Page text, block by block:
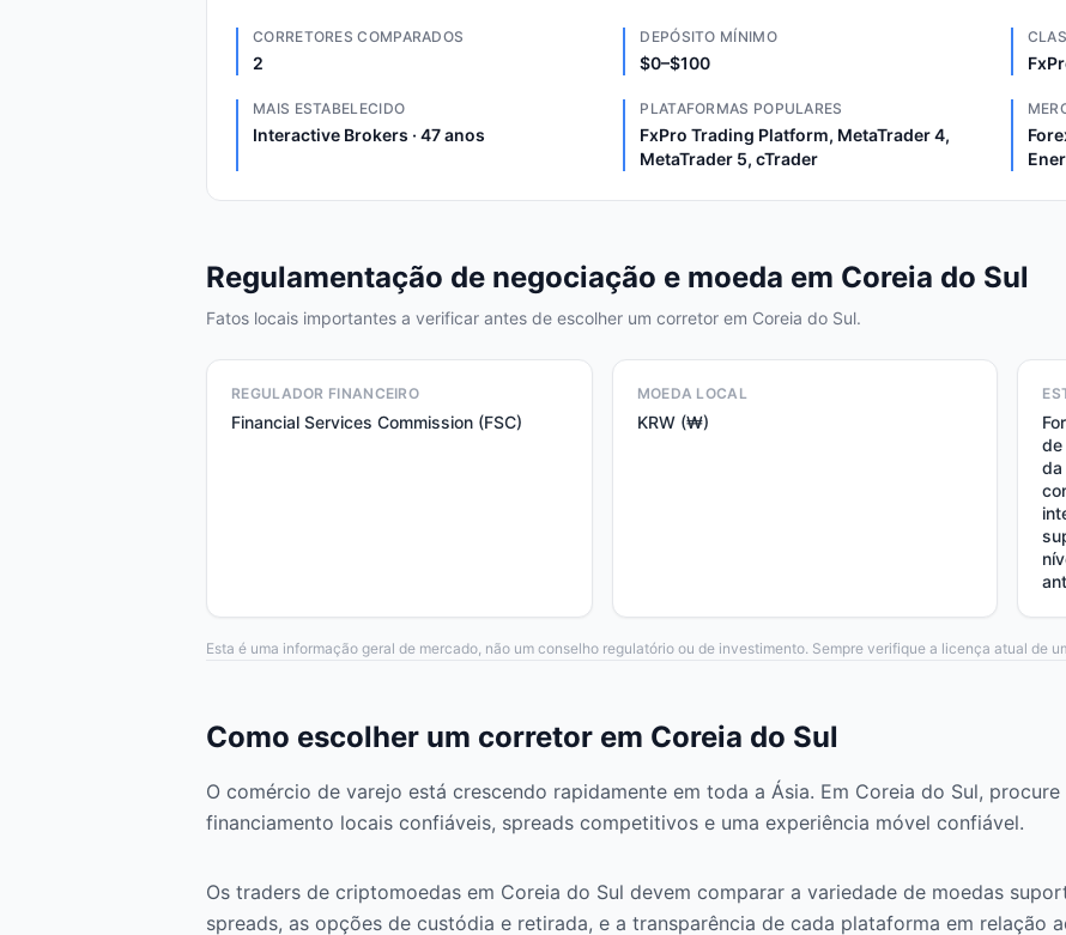
CORRETORES COMPARADOS
2
DEPÓSITO MÍNIMO
$0–$100
MAIS ESTABELECIDO
Interactive Brokers · 47 anos
PLATAFORMAS POPULARES
FxPro Trading Platform, MetaTrader 4,
MetaTrader 5, cTrader
Regulamentação de negociação e moeda em Coreia do Sul
Fatos locais importantes a verificar antes de escolher um corretor em Coreia do Sul.
REGULADOR FINANCEIRO
Financial Services Commission (FSC)
MOEDA LOCAL
KRW (₩)
de
da
Esta é uma informação geral de mercado, não um conselho regulatório ou de investimento. Sempre verifique a licença atual de
Como escolher um corretor em Coreia do Sul
O comércio de varejo está crescendo rapidamente em toda a Ásia. Em Coreia do Sul,
financiamento locais confiáveis, spreads competitivos e uma experiência móvel confiável.
Os traders de criptomoedas em Coreia do Sul devem comparar a variedade de moedas
spreads, as opções de custódia e retirada, e a transparência de cada plataforma em relação